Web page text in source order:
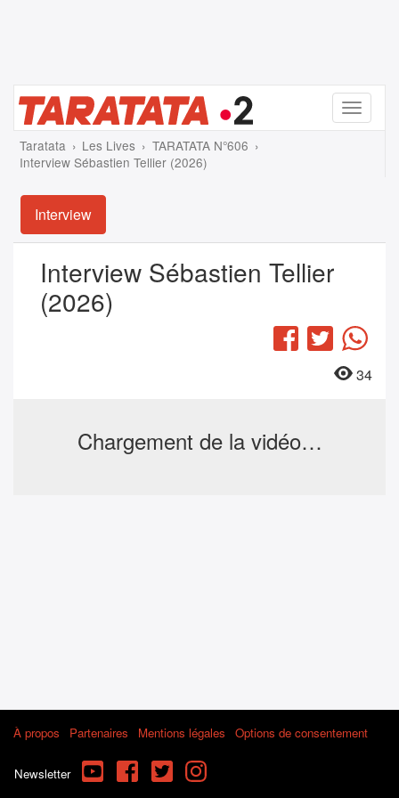
Menu
Taratata Les Lives
TARATATA N°606
Interview Sébastien Tellier (2026)
Interview
Interview Sébastien Tellier
(2026)
Facebook
Twitter
34
Chargement de la vidéo…
À propos Partenaires Mentions légales Options de consentement
Newsletter YouTube FacebookTwitterInstagram